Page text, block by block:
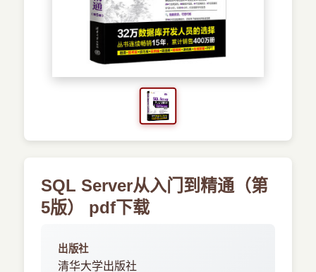
SQL Server从入门到精通（第
5版） pdf下载
出版社
清华大学出版社